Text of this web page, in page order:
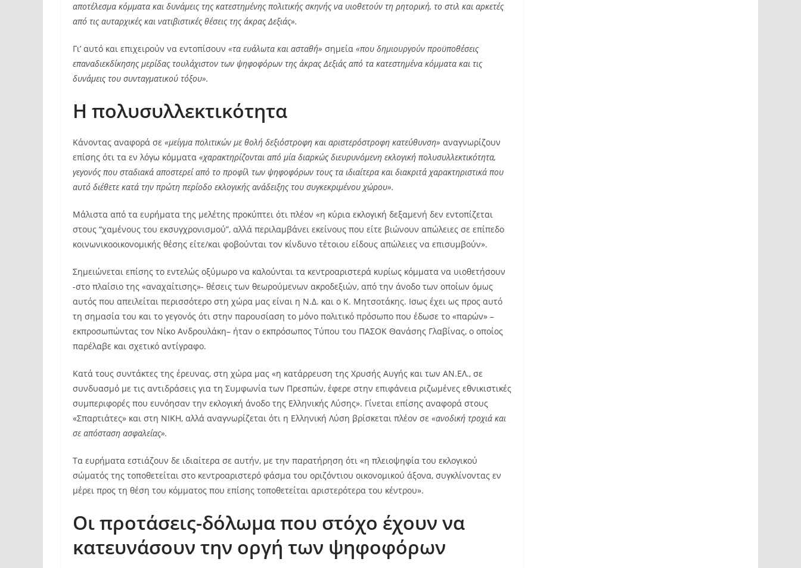
αποτέλεσμα κόμματα και δυνάμεις της κατεστημένης πολιτικής σκηνής να υιοθετούν τη ρητορική, το στιλ και αρκετές
από τις αυταρχικές και νατιβιστικές θέσεις της άκρας Δεξιάς».
Γι’ αυτό και επιχειρούν να εντοπίσουν «τα ευάλωτα και ασταθή» σημεία «που δημιουργούν προϋποθέσεις
επαναδιεκδίκησης μερίδας τουλάχιστον των ψηφοφόρων της άκρας Δεξιάς από τα κατεστημένα κόμματα και τις
δυνάμεις του συνταγματικού τόξου».
Η πολυσυλλεκτικότητα
Κάνοντας αναφορά σε «μείγμα πολιτικών με θολή δεξιόστροφη και αριστερόστροφη κατεύθυνση» αναγνωρίζουν
επίσης ότι τα εν λόγω κόμματα «χαρακτηρίζονται από μία διαρκώς διευρυνόμενη εκλογική πολυσυλλεκτικότητα,
γεγονός που σταδιακά αποστερεί από το προφίλ των ψηφοφόρων τους τα ιδιαίτερα και διακριτά χαρακτηριστικά που
αυτό διέθετε κατά την πρώτη περίοδο εκλογικής ανάδειξης του συγκεκριμένου χώρου».
Μάλιστα από τα ευρήματα της μελέτης προκύπτει ότι πλέον «η κύρια εκλογική δεξαμενή δεν εντοπίζεται
στους “χαμένους του εκσυγχρονισμού”, αλλά περιλαμβάνει εκείνους που είτε βιώνουν απώλειες σε επίπεδο
κοινωνικοοικονομικής θέσης είτε/και φοβούνται τον κίνδυνο τέτοιου είδους απώλειες να επισυμβούν».
Σημειώνεται επίσης το εντελώς οξύμωρο να καλούνται τα κεντροαριστερά κυρίως κόμματα να υιοθετήσουν
-στο πλαίσιο της «αναχαίτισης»- θέσεις των θεωρούμενων ακροδεξιών, από την άνοδο των οποίων όμως
αυτός που απειλείται περισσότερο στη χώρα μας είναι η Ν.Δ. και ο Κ. Μητσοτάκης. Ισως έχει ως προς αυτό
τη σημασία του και το γεγονός ότι στην παρουσίαση το μόνο πολιτικό πρόσωπο που έδωσε το «παρών» –
εκπροσωπώντας τον Νίκο Ανδρουλάκη– ήταν ο εκπρόσωπος Τύπου του ΠΑΣΟΚ Θανάσης Γλαβίνας, ο οποίος
παρέλαβε και σχετικό αντίγραφο.
Κατά τους συντάκτες της έρευνας, στη χώρα μας «η κατάρρευση της Χρυσής Αυγής και των ΑΝ.ΕΛ., σε
συνδυασμό με τις αντιδράσεις για τη Συμφωνία των Πρεσπών, έφερε στην επιφάνεια ριζωμένες εθνικιστικές
συμπεριφορές που ευνόησαν την εκλογική άνοδο της Ελληνικής Λύσης». Γίνεται επίσης αναφορά στους
«Σπαρτιάτες» και στη ΝΙΚΗ, αλλά αναγνωρίζεται ότι η Ελληνική Λύση βρίσκεται πλέον σε «ανοδική τροχιά και
σε απόσταση ασφαλείας».
Τα ευρήματα εστιάζουν δε ιδιαίτερα σε αυτήν, με την παρατήρηση ότι «η πλειοψηφία του εκλογικού
σώματός της τοποθετείται στο κεντροαριστερό φάσμα του οριζόντιου οικονομικού άξονα, συγκλίνοντας εν
μέρει προς τη θέση του κόμματος που επίσης τοποθετείται αριστερότερα του κέντρου».
Oι προτάσεις-δόλωμα που στόχο έχουν να
κατευνάσουν την οργή των ψηφοφόρων